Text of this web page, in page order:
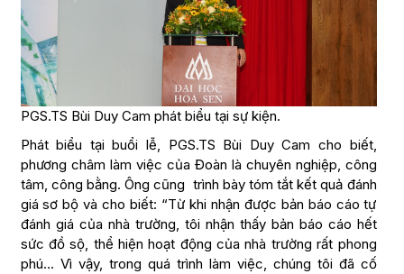
PGS.TS Bùi Duy Cam phát biểu tại sự kiện.
Phát biểu tại buổi lễ, PGS.TS Bùi Duy Cam cho biết,
phương châm làm việc của Đoàn là chuyên nghiệp, công
tâm, công bằng. Ông cũng trình bày tóm tắt kết quả đánh
giá sơ bộ và cho biết: “Từ khi nhận được bản báo cáo tự
đánh giá của nhà trường, tôi nhận thấy bản báo cáo hết
sức đồ sộ, thể hiện hoạt động của nhà trường rất phong
phú… Vì vậy, trong quá trình làm việc, chúng tôi đã cố